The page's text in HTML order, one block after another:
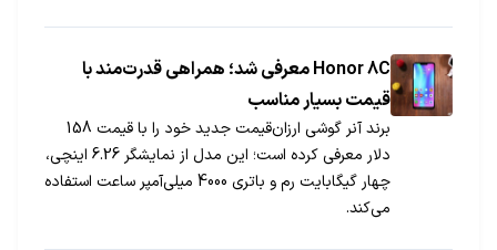
Honor 8C معرفی شد؛ همراهی قدرت‌مند با
قیمت بسیار مناسب
برند آنر گوشی ارزان‌قیمت جدید خود را با قیمت 158
دلار معرفی کرده است؛ این مدل از نمایشگر 6.26 اینچی،
چهار گیگابایت رم و باتری 4000 میلی‌آمپر ساعت استفاده
می‎‌کند.